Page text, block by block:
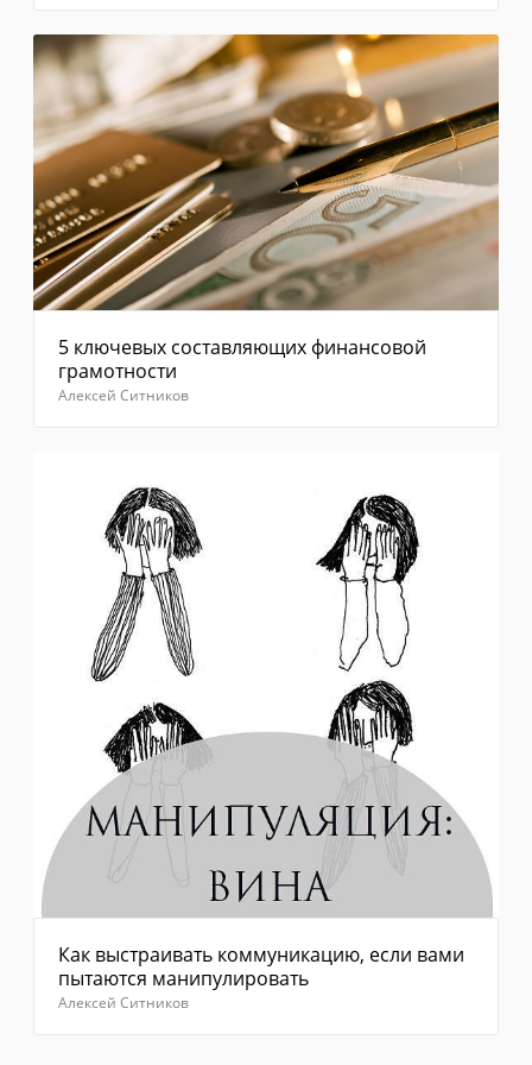
Отправить
5 ключевых составляющих финансовой
грамотности
Алексей Ситников
Как выстраивать коммуникацию, если вами
пытаются манипулировать
Алексей Ситников